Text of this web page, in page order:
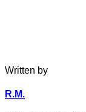
Written by
R.M.